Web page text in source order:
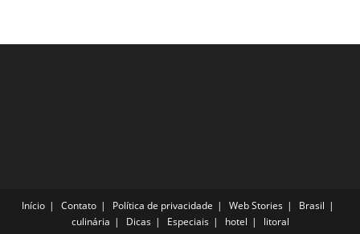
Paulo
Início Contato Política de privacidade Web Stories
Brasil
culinária
Dicas Especiais hotel litoral